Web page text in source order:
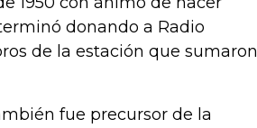
donando a Radio
de la estación que sumaron
fue precursor de la